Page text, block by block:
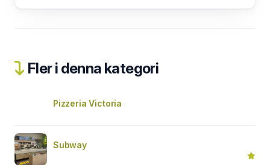
Fler i denna kategori
Pizzeria Victoria
Subway